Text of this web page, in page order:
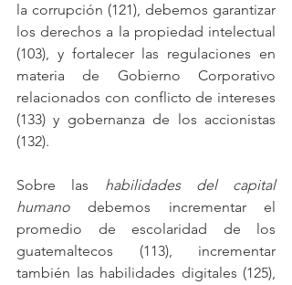
la corrupción (121), debemos garantizar
los derechos a la propiedad intelectual
(103), y fortalecer las regulaciones en
materia de Gobierno Corporativo
relacionados con conflicto de intereses
(133) y gobernanza de los accionistas
(132).
Sobre las habilidades del capital
humano debemos incrementar el
promedio de escolaridad de los
guatemaltecos (113), incrementar
también las habilidades digitales (125),